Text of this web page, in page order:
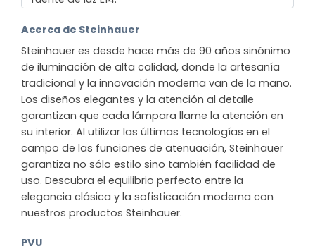
Acerca de Steinhauer
Steinhauer es desde hace más de 90 años sinónimo
de iluminación de alta calidad, donde la artesanía
tradicional y la innovación moderna van de la mano.
Los diseños elegantes y la atención al detalle
garantizan que cada lámpara llame la atención en
su interior. Al utilizar las últimas tecnologías en el
campo de las funciones de atenuación, Steinhauer
garantiza no sólo estilo sino también facilidad de
uso. Descubra el equilibrio perfecto entre la
elegancia clásica y la sofisticación moderna con
nuestros productos Steinhauer.
PVU